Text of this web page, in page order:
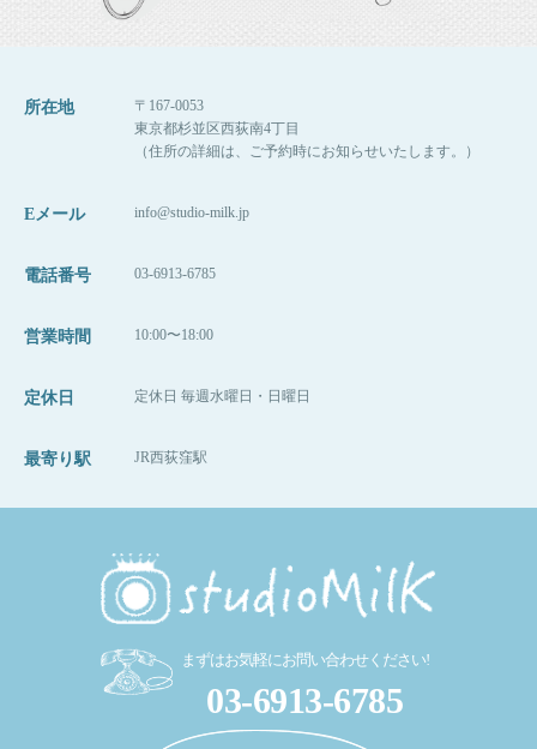
所在地
〒167-0053
東京都杉並区西荻南4丁目
（住所の詳細は、ご予約時にお知らせいたします。）
Eメール info@studio-milk.jp
電話番号 03-6913-6785
営業時間 10:00〜18:00
定休日 定休日 毎週水曜日・日曜日
最寄り駅 JR西荻窪駅
まずはお気軽にお問い合わせください!
03-6913-6785